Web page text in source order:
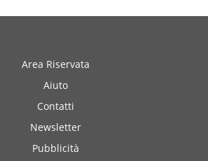
Area Riservata
Aiuto
Contatti
Newsletter
Pubblicità